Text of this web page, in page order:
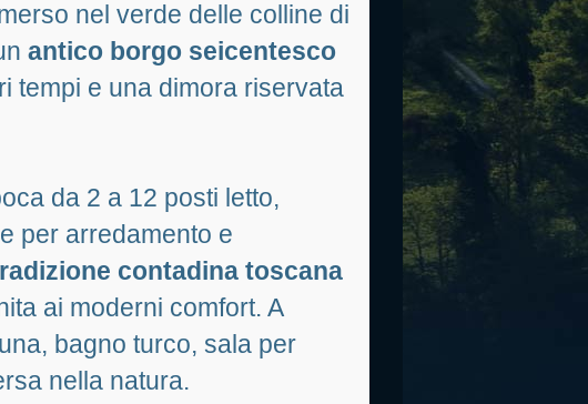
nel verde delle colline di
antico borgo seicentesco
tempi e una dimora riservata
da 2 a 12 posti letto,
per arredamento e
contadina toscana
ai moderni comfort. A
bagno turco, sala per
nella natura.